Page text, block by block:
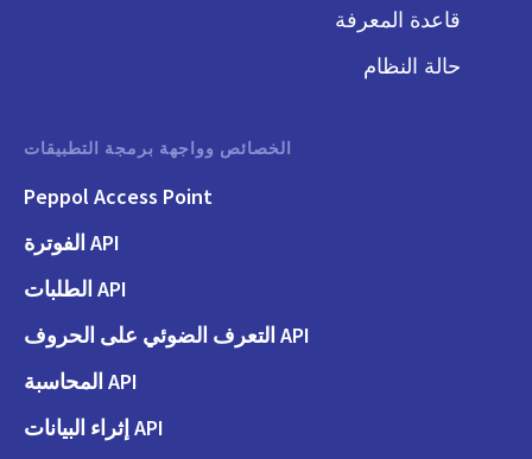
قاعدة المعرفة
حالة النظام
الخصائص وواجهة برمجة التطبيقات
Peppol Access Point
API الفوترة
API الطلبات
API التعرف الضوئي على الحروف
API المحاسبة
API إثراء البيانات